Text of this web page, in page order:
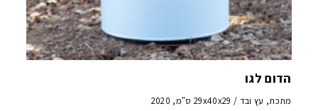
הדום לגו
מתכת, עץ ובד / 29x40x29 ס"מ, 2020